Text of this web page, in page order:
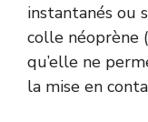
instantanés ou
colle néoprène
qu’elle ne
la mise en